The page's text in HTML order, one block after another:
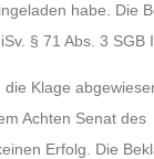
habe. Die
§ 71 Abs. 3 SGB
Klage
Achten Senat des
Erfolg. Die